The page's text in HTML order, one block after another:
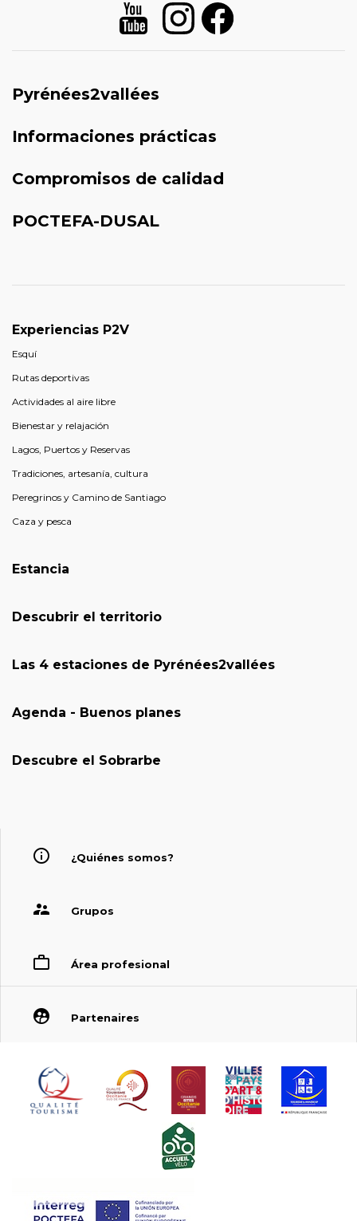
Pyrénées2vallées
Informaciones prácticas
Compromisos de calidad
POCTEFA-DUSAL
Experiencias P2V
Esquí
Rutas deportivas
Actividades al aire libre
Bienestar y relajación
Lagos, Puertos y Reservas
Tradiciones, artesanía, cultura
Peregrinos y Camino de Santiago
Caza y pesca
Estancia
Descubrir el territorio
Las 4 estaciones de Pyrénées2vallées
Agenda - Buenos planes
Descubre el Sobrarbe
¿Quiénes somos?
Grupos
Área profesional
Partenaires